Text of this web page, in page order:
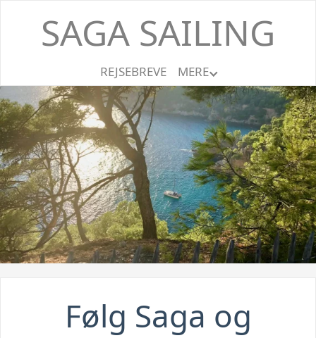
SAGA SAILING
REJSEBREVE MERE
Følg Saga og